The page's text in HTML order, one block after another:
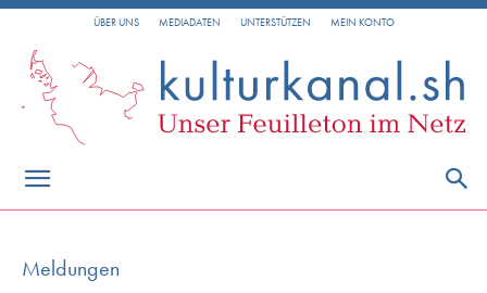
ÜBER UNS MEDIADATEN UNTERSTÜTZEN MEIN KONTO
Meldungen